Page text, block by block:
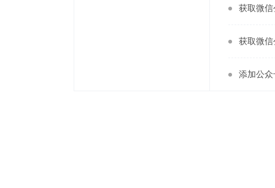
获取微
获取微
添加公